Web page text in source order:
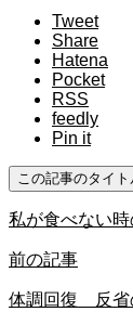
Tweet
Share
Hatena
Pocket
RSS
feedly
Pin it
この記事のタイ
私が食べない
前の記事
体調回復 反省